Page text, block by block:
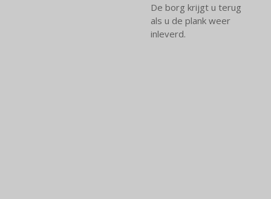
De borg krijgt u terug
als u de plank weer
inleverd.